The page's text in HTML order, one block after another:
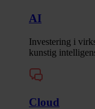
AI
Investering i
kunstig
Cloud